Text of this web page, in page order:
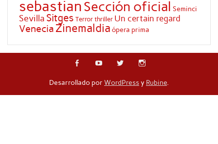
sebastianSección oficial Seminci
Sevilla Sitges Terrorthriller Un certain regard
Venecia Zinemaldia ópera prima
Desarrollado por WordPressy Rubine